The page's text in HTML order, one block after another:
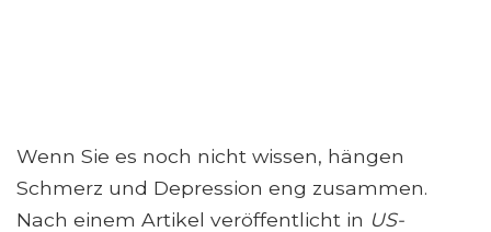
Wenn Sie es noch nicht wissen, hängen
Schmerz und Depression eng zusammen.
Nach einem Artikel veröffentlicht in US-